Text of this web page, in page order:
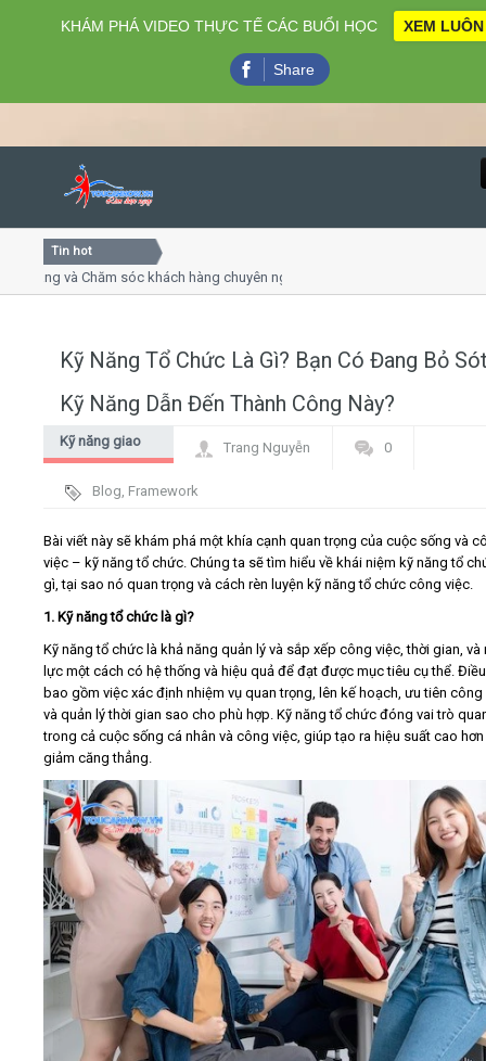
Close
Home
Giới thiệu
Video
Kiến thức
Liên hệ - Đăng ký
Tin hot
và Chăm sóc khách hàng chuyên nghiệp
Kỹ Năng Tổ Chức Là Gì? Bạn Có Đang Bỏ
Kỹ Năng Dẫn Đến Thành Công Này?
Kỹ năng giao
trình - đứng
trước đám
đông
Trang Nguyễn 0
Blog, Framework
Bài viết này sẽ khám phá một khía cạnh quan trọng của cuộc sống và
việc – kỹ năng tổ chức. Chúng ta sẽ tìm hiểu về khái niệm kỹ năng tổ
gì, tại sao nó quan trọng và cách rèn luyện kỹ năng tổ chức công việc.
1. Kỹ năng tổ chức là gì?
Kỹ năng tổ chức là khả năng quản lý và sắp xếp công việc, thời gian, và
lực một cách có hệ thống và hiệu quả để đạt được mục tiêu cụ thể.
bao gồm việc xác định nhiệm vụ quan trọng, lên kế hoạch, ưu tiên công
và quản lý thời gian sao cho phù hợp. Kỹ năng tổ chức đóng vai trò
trong cả cuộc sống cá nhân và công việc, giúp tạo ra hiệu suất cao hơn
giảm căng thẳng.
KHÁM PHÁ VIDEO THỰC TẾ CÁC BUỔI HỌC XEM LUÔN
Share